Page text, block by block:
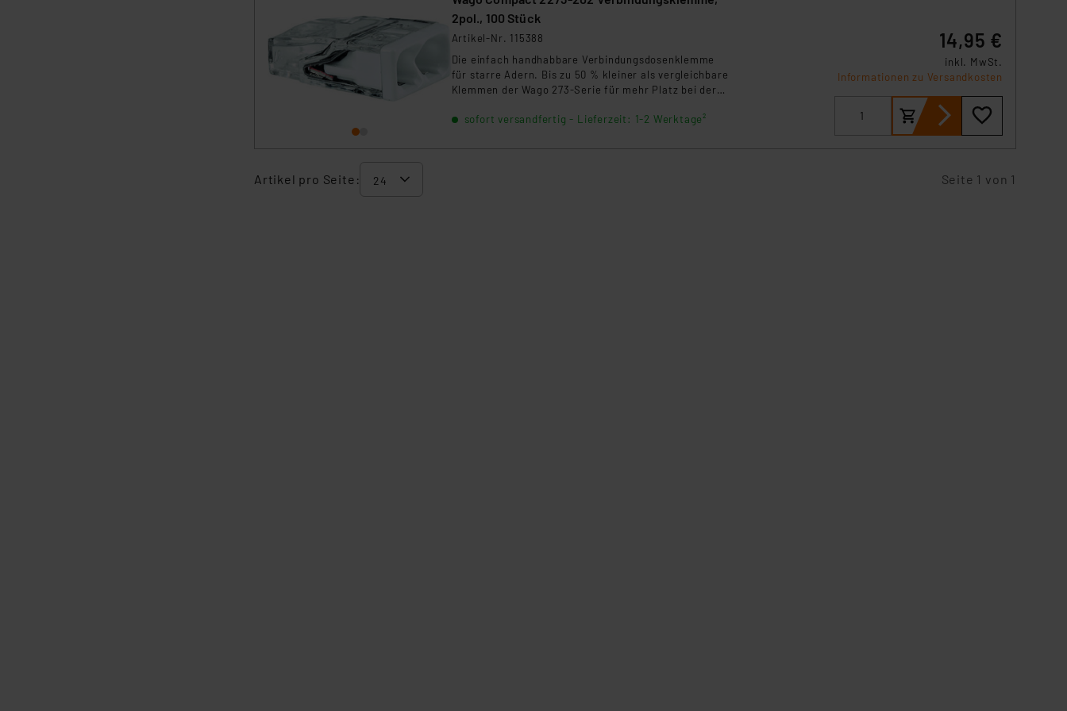
2pol., 100 Stück
Artikel-Nr. 115388
Die einfach handhabbare Verbindungsdosenklemme
für starre Adern. Bis zu 50 % kleiner als vergleichbare
Klemmen der Wago 273-Serie für mehr Platz bei der
Sichtkontrolle der korrekten Leiterposition. Mit
sofort versandfertig - Lieferzeit: 1-2 Werktage²
14,95 €
inkl. MwSt.
Informationen zu Versandkosten
Artikel pro Seite: Seite 1 von 1